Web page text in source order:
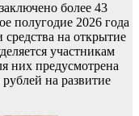
более 43
полугодие 2026 года
на открытие
участникам
них предусмотрена
на развитие